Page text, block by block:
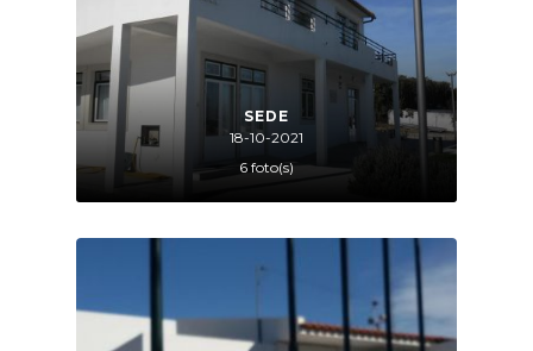
SEDE
18-10-2021
6 foto(s)